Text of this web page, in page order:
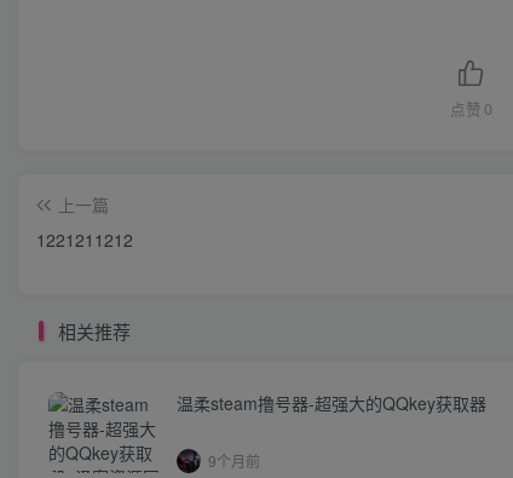
点赞 0
上一篇
1221211212
相关推荐
温柔steam撸号器-超强大的QQkey获取器
9个月前